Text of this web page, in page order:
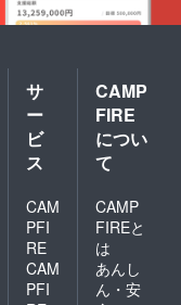
サ
ー
ビ
ス
CAM
PFI
RE
CAM
PFI
CAMP
FIRE
につい
て
CAMP
FIREと
は
あんし
ん・安